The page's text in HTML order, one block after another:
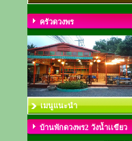
ครัวดวงพร
เมนูแนะนำ
บ้านพักดวงพร2 วังน้ำเเขียว